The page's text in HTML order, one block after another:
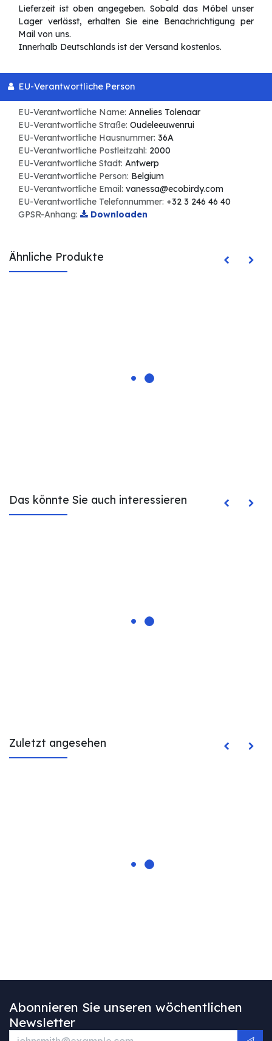
Lieferzeit ist oben angegeben. Sobald das Möbel unser
Lager verlässt, erhalten Sie eine Benachrichtigung per
Mail von uns.
Innerhalb Deutschlands ist der Versand kostenlos.
EU-Verantwortliche Person
EU-Verantwortliche Name: Annelies Tolenaar
EU-Verantwortliche Straße: Oudeleeuwenrui
EU-Verantwortliche Hausnummer: 36A
EU-Verantwortliche Postleitzahl: 2000
EU-Verantwortliche Stadt: Antwerp
EU-Verantwortliche Person: Belgium
EU-Verantwortliche Email: vanessa@ecobirdy.com
EU-Verantwortliche Telefonnummer: +32 3 246 46 40
GPSR-Anhang:
Downloaden
Ähnliche Produkte
Das könnte Sie auch interessieren
Zuletzt angesehen
Abonnieren Sie unseren wöchentlichen
Newsletter